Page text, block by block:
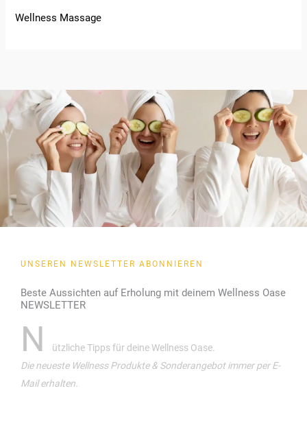
Wellness Massage
UNSEREN NEWSLETTER ABONNIEREN
Beste Aussichten auf Erholung mit deinem Wellness Oase
NEWSLETTER
N
ützliche Tipps für deine Wellness Oase.
Die neueste Wellness Produkte & Sonderangebot immer per E-
Mail erhalten.